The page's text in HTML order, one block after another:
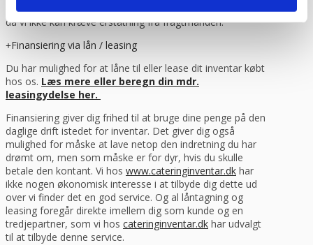
desværre dit ansvar som kunde og vi kan ikke gøre noget,
da vi ikke kan kræve erstatning fra fragtmanden.
Finansiering via lån / leasing
Du har mulighed for at låne til eller lease dit inventar købt
hos os. Læs mere eller beregn din mdr.
leasingydelse her.
Finansiering giver dig frihed til at bruge dine penge på den
daglige drift istedet for inventar. Det giver dig også
mulighed for måske at lave netop den indretning du har
drømt om, men som måske er for dyr, hvis du skulle
betale den kontant. Vi hos www.cateringinventar.dk har
ikke nogen økonomisk interesse i at tilbyde dig dette ud
over vi finder det en god service. Og al låntagning og
leasing foregår direkte imellem dig som kunde og en
tredjepartner, som vi hos cateringinventar.dk har udvalgt
til at tilbyde denne service.